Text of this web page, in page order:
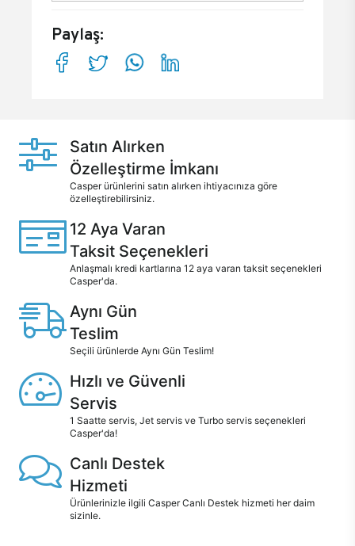
Paylaş:
Satın Alırken
Özelleştirme İmkanı
Casper ürünlerini satın alırken ihtiyacınıza göre
özelleştirebilirsiniz.
12 Aya Varan
Taksit Seçenekleri
Anlaşmalı kredi kartlarına 12 aya varan taksit seçenekleri
Casper'da.
Aynı Gün
Teslim
Seçili ürünlerde Aynı Gün Teslim!
Hızlı ve Güvenli
Servis
1 Saatte servis, Jet servis ve Turbo servis seçenekleri
Casper'da!
Canlı Destek
Hizmeti
Ürünlerinizle ilgili Casper Canlı Destek hizmeti her daim
sizinle.